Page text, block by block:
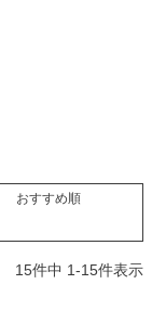
おすすめ順
15件中 1-15件表示